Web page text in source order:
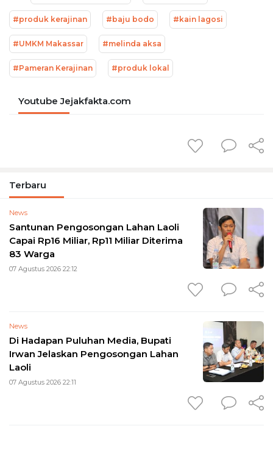
#produk kerajinan #baju bodo #kain lagosi
#UMKM Makassar #melinda aksa
#Pameran Kerajinan #produk lokal
Youtube Jejakfakta.com
Terbaru
News
Santunan Pengosongan Lahan Laoli
Capai Rp16 Miliar, Rp11 Miliar Diterima
83 Warga
07 Agustus 2026 22:12
News
Di Hadapan Puluhan Media, Bupati
Irwan Jelaskan Pengosongan Lahan
Laoli
07 Agustus 2026 22:11